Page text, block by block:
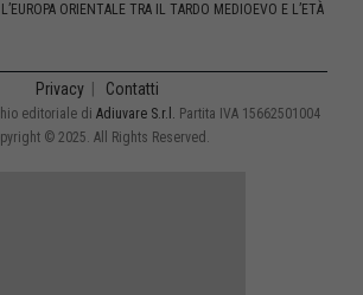
ORIENTALE TRA IL TARDO MEDIOEVO E L’ETÀ
Privacy Contatti
editoriale di Adiuvare S.r.l.
Partita IVA 15662501004
© 2025. All Rights Reserved.